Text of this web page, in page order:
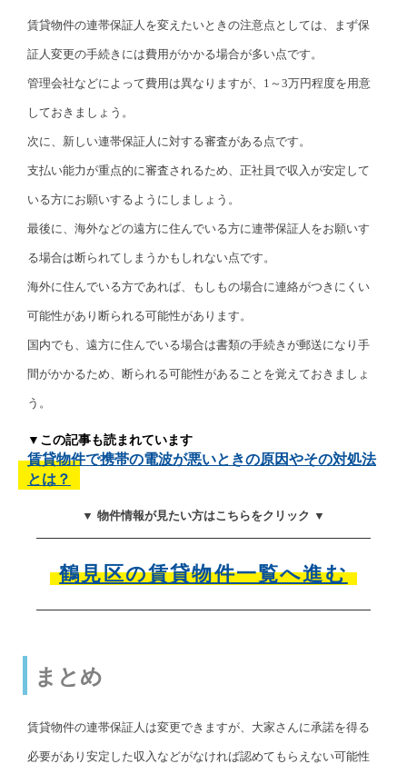
賃貸物件の連帯保証人を変えたいときの注意点としては、まず保
証人変更の手続きには費用がかかる場合が多い点です。
管理会社などによって費用は異なりますが、1～3万円程度を用意
しておきましょう。
次に、新しい連帯保証人に対する審査がある点です。
支払い能力が重点的に審査されるため、正社員で収入が安定して
いる方にお願いするようにしましょう。
最後に、海外などの遠方に住んでいる方に連帯保証人をお願いす
る場合は断られてしまうかもしれない点です。
海外に住んでいる方であれば、もしもの場合に連絡がつきにくい
可能性があり断られる可能性があります。
国内でも、遠方に住んでいる場合は書類の手続きが郵送になり手
間がかかるため、断られる可能性があることを覚えておきましょ
う。
▼この記事も読まれています
賃貸物件で携帯の電波が悪いときの原因やその対処法
とは？
▼ 物件情報が見たい方はこちらをクリック ▼
鶴見区の賃貸物件一覧へ進む
まとめ
賃貸物件の連帯保証人は変更できますが、大家さんに承諾を得る
必要があり安定した収入などがなければ認めてもらえない可能性